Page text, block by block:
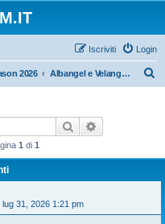
Login
Iscriviti
2026 Albangel e Velangel 2026
Cerca
1 di 1
lug 31, 2026 1:21 pm